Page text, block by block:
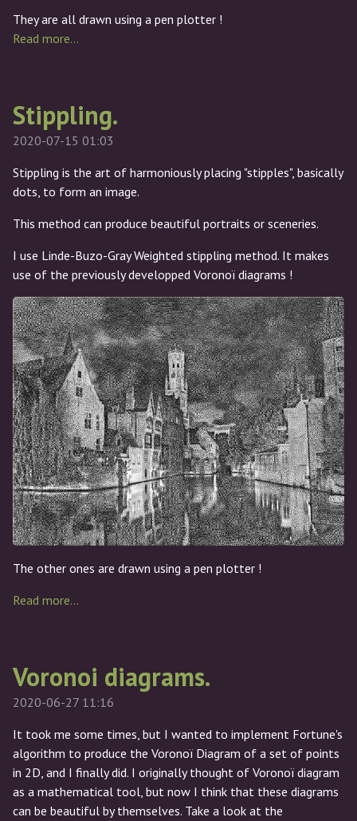
They are all drawn using a pen plotter !
Read more…
Stippling.
2020-07-15 01:03
Stippling is the art of harmoniously placing "stipples", basically
dots, to form an image.
This method can produce beautiful portraits or sceneries.
I use Linde-Buzo-Gray Weighted stippling method. It makes
use of the previously developped Voronoï diagrams !
The other ones are drawn using a pen plotter !
Read more…
Voronoi diagrams.
2020-06-27 11:16
It took me some times, but I wanted to implement Fortune's
algorithm to produce the Voronoï Diagram of a set of points
in 2D, and I finally did. I originally thought of Voronoï diagram
as a mathematical tool, but now I think that these diagrams
can be beautiful by themselves. Take a look at the